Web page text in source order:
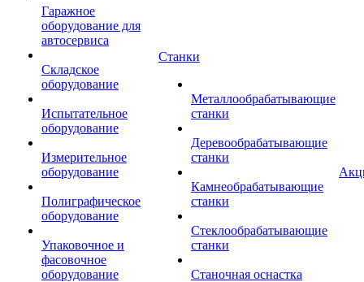
Гаражное
оборудование для
автосервиса
Складское
оборудование
Испытательное
оборудование
Измерительное
оборудование
Полиграфическое
оборудование
Упаковочное и
фасовочное
оборудование
Станки
Металлообрабатывающие
станки
Деревообрабатывающие
станки
Камнеобрабатывающие
станки
Стеклообрабатывающие
станки
Станочная оснастка